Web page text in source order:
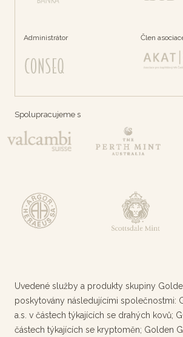
Administrátor Člen
Spolupracujeme s
Uvedené služby a produkty skupiny
poskytovány následujícími společnostmi:
a.s. v částech týkajících se drahých kovů;
částech týkajících se kryptoměn; Golden